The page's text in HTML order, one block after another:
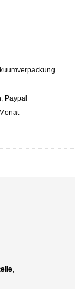
Paypal
,